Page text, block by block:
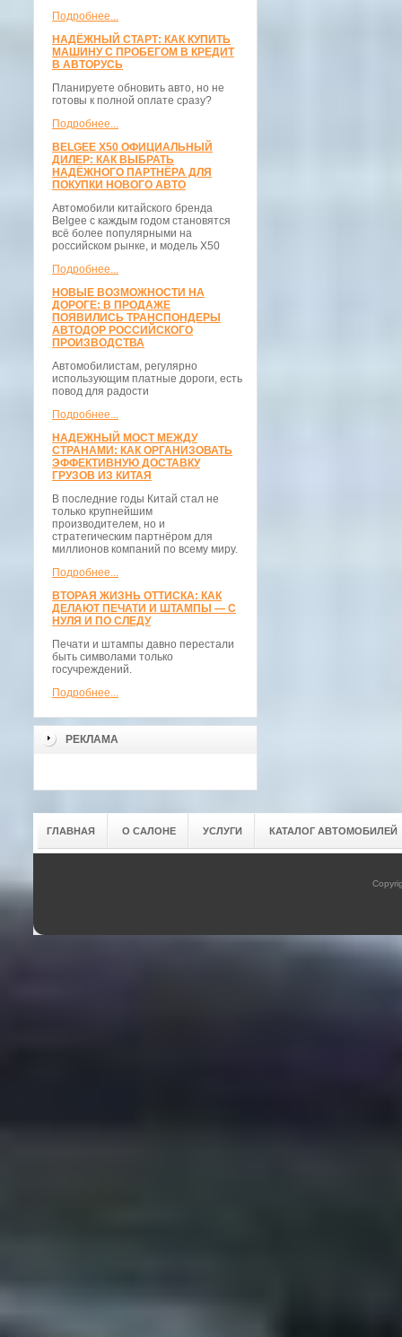
Подробнее...
НАДЁЖНЫЙ СТАРТ: КАК КУПИТЬ
МАШИНУ С ПРОБЕГОМ В КРЕДИТ
В АВТОРУСЬ
Планируете обновить авто, но не
готовы к полной оплате сразу?
Подробнее...
BELGEE X50 ОФИЦИАЛЬНЫЙ
ДИЛЕР: КАК ВЫБРАТЬ
НАДЁЖНОГО ПАРТНЁРА ДЛЯ
ПОКУПКИ НОВОГО АВТО
Автомобили китайского бренда
Belgee с каждым годом становятся
всё более популярными на
российском рынке, и модель X50
Подробнее...
НОВЫЕ ВОЗМОЖНОСТИ НА
ДОРОГЕ: В ПРОДАЖЕ
ПОЯВИЛИСЬ ТРАНСПОНДЕРЫ
АВТОДОР РОССИЙСКОГО
ПРОИЗВОДСТВА
Автомобилистам, регулярно
использующим платные дороги, есть
повод для радости
Подробнее...
НАДЕЖНЫЙ МОСТ МЕЖДУ
СТРАНАМИ: КАК ОРГАНИЗОВАТЬ
ЭФФЕКТИВНУЮ ДОСТАВКУ
ГРУЗОВ ИЗ КИТАЯ
В последние годы Китай стал не
только крупнейшим
производителем, но и
стратегическим партнёром для
миллионов компаний по всему миру.
Подробнее...
ВТОРАЯ ЖИЗНЬ ОТТИСКА: КАК
ДЕЛАЮТ ПЕЧАТИ И ШТАМПЫ — С
НУЛЯ И ПО СЛЕДУ
Печати и штампы давно перестали
быть символами только
госучреждений.
Подробнее...
РЕКЛАМА
ГЛАВНАЯ О САЛОНЕ УСЛУГИ КАТАЛОГ АВТОМОБИЛЕЙ